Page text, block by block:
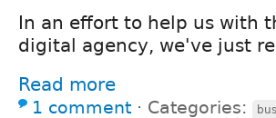
In an effort to help us with
digital agency, we've just
Read more
1 comment ⋅ Categories: